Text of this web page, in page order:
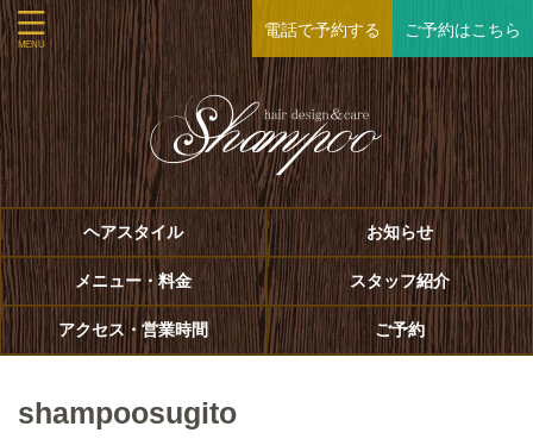
電話で予約する ご予約はこちら
ヘアスタイル お知らせ
メニュー・料金 スタッフ紹介
アクセス・営業時間 ご予約
shampoosugito